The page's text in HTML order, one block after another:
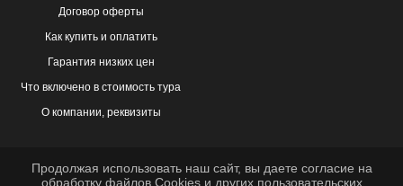
Договор оферты
Как купить и оплатить
Гарантия низких цен
Что включено в стоимость тура
О компании, реквизиты
Продолжая использовать наш сайт, вы даете согласие на
обработку файлов Cookiesи других пользовательских